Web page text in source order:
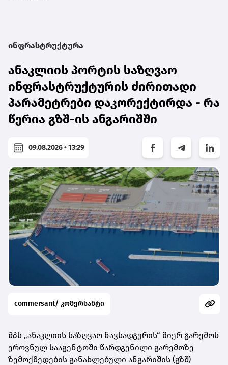
ინფრასტრუქტურა
ანაკლიის პორტის საზღვაო
ინფრასტრუქტურის ძირითადი
პარამეტრები დაკორექტირდა - რა
წერია გზშ-ის ანგარიშში
09.08.2026 • 13:29
commersant/ კომერსანტი
შპს „ანაკლიის საზღვაო ნავსადგურის“ მიერ გარემოს
ეროვნულ სააგენტოში წარდგენილი გარემოზე
ზემოქმედების განახლებული ანგარიშის (გზშ)